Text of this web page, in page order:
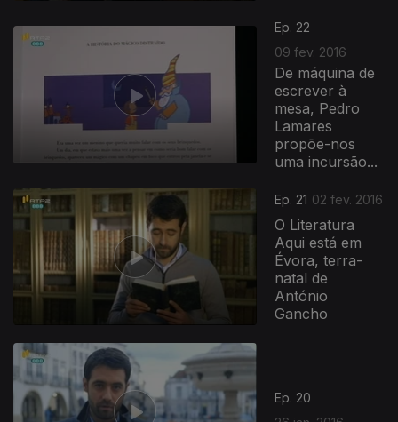
Ep. 22
09 fev. 2016
De máquina de
escrever à
mesa, Pedro
Lamares
propõe-nos
uma incursão...
Ep. 21 02 fev. 2016
O Literatura
Aqui está em
Évora, terra-
natal de
António
Gancho
Ep. 20
221525